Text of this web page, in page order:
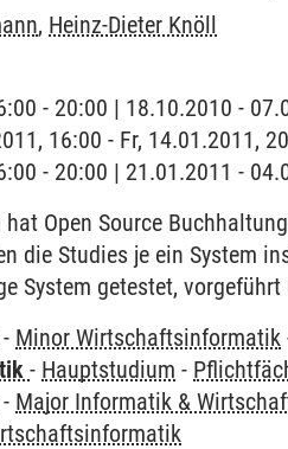
, Heinz-Dieter Knöll
- 20:00 | 18.10.2010 -
16:00 - Fr, 14.01.2011,
- 20:00 | 21.01.2011 -
Open Source
die Studies je ein System
System getestet, vorgeführt
- Minor Wirtschaftsinformatik
- Hauptstudium -
- Major Informatik &